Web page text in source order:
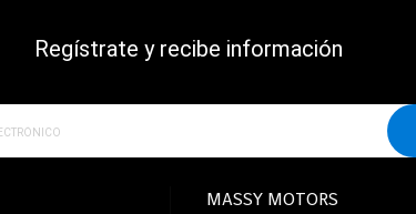
Regístrate y recibe información
MASSY MOTORS